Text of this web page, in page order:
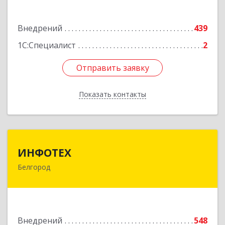
Внедрений
439
1С:Специалист
2
Отправить заявку
Показать контакты
Отправить заявку
Назад
ИНФОТЕХ
Белгород
Внедрений
548